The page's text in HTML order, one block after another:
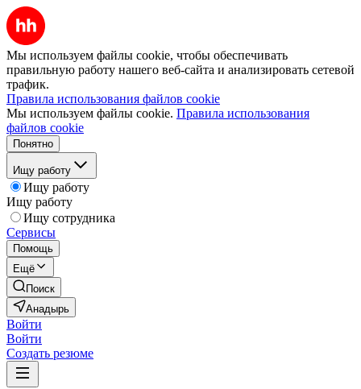
Мы используем файлы cookie, чтобы обеспечивать
правильную работу нашего веб-сайта и анализировать сетевой
трафик.
Правила использования файлов cookie
Мы используем файлы cookie. Правила использования
файлов cookie
Понятно
Ищу работу
Ищу работу
Ищу работу
Ищу сотрудника
Сервисы
Помощь
Ещё
Поиск
Анадырь
Войти
Войти
Создать резюме